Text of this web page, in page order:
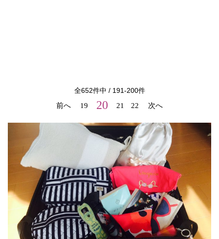
全652件中 / 191-200件
前へ
19 20 21 22 次へ